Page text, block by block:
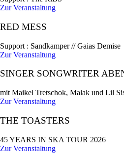
Zur Veranstaltung
RED MESS
Support : Sandkamper // Gaias Demise
Zur Veranstaltung
SINGER SONGWRITER
mit Maikel Tretschok, Malak und Lil
Zur Veranstaltung
THE TOASTERS
45 YEARS IN SKA TOUR 2026
Zur Veranstaltung